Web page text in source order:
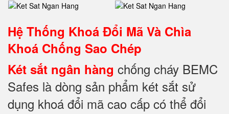
Hệ Thống Khoá Đổi Mã Và Chìa
Khoá Chống Sao Chép
Két sắt ngân hàng chống cháy BEMC
Safes là dòng sản phẩm két sắt sử
dụng khoá đổi mã cao cấp có thể đổi